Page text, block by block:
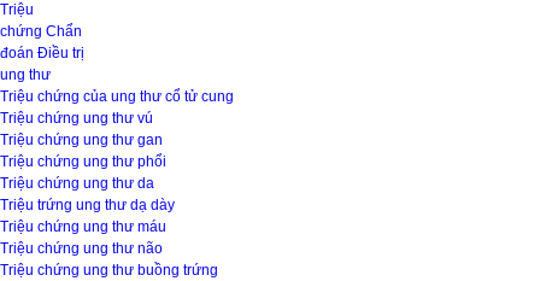
Triệu
chứng Chẩn
đoán Điều trị
ung thư
Triệu chứng của ung thư cổ tử cung
Triệu chứng ung thư vú
Triệu chứng ung thư gan
Triệu chứng ung thư phổi
Triệu chứng ung thư da
Triệu trứng ung thư dạ dày
Triệu chứng ung thư máu
Triệu chứng ung thư não
Triệu chứng ung thư buồng trứng